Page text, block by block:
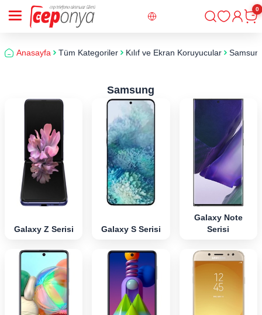
Giriş
0
Anasayfa Tüm Kategoriler Kılıf ve Ekran Koruyucular
Samsung
Galaxy Z Serisi Galaxy S Serisi
Galaxy Note
Serisi